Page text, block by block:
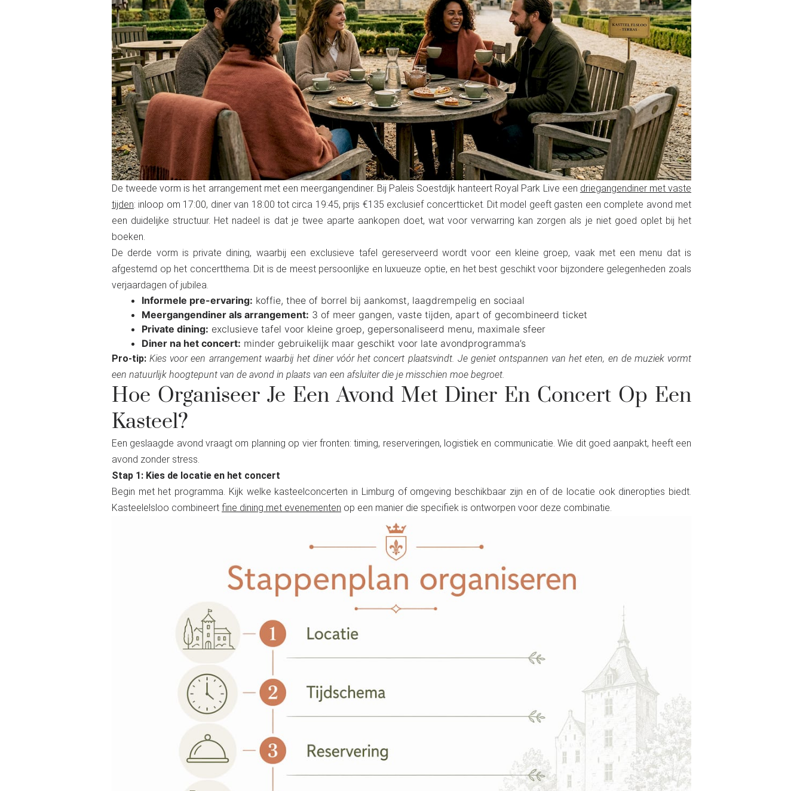
De tweede vorm is het arrangement met een meergangendiner. Bij Paleis Soestdijk hanteert Royal Park Live een driegangendiner met vaste
tijden: inloop om 17:00, diner van 18:00 tot circa 19:45, prijs €135 exclusief concertticket. Dit model geeft gasten een complete avond met
een duidelijke structuur. Het nadeel is dat je twee aparte aankopen doet, wat voor verwarring kan zorgen als je niet goed oplet bij het
boeken.
De derde vorm is private dining, waarbij een exclusieve tafel gereserveerd wordt voor een kleine groep, vaak met een menu dat is
afgestemd op het concertthema. Dit is de meest persoonlijke en luxueuze optie, en het best geschikt voor bijzondere gelegenheden zoals
verjaardagen of jubilea.
Informele pre-ervaring: koffie, thee of borrel bij aankomst, laagdrempelig en sociaal
Meergangendiner als arrangement: 3 of meer gangen, vaste tijden, apart of gecombineerd ticket
Private dining: exclusieve tafel voor kleine groep, gepersonaliseerd menu, maximale sfeer
Diner na het concert: minder gebruikelijk maar geschikt voor late avondprogramma’s
Pro-tip: Kies voor een arrangement waarbij het diner vóór het concert plaatsvindt. Je geniet ontspannen van het eten, en de muziek vormt
een natuurlijk hoogtepunt van de avond in plaats van een afsluiter die je misschien moe begroet.
Hoe Organiseer Je Een Avond Met Diner En Concert Op Een
Kasteel?
Een geslaagde avond vraagt om planning op vier fronten: timing, reserveringen, logistiek en communicatie. Wie dit goed aanpakt, heeft een
avond zonder stress.
Stap 1: Kies de locatie en het concert
Begin met het programma. Kijk welke kasteelconcerten in Limburg of omgeving beschikbaar zijn en of de locatie ook dineropties biedt.
Kasteelelsloo combineert fine dining met evenementen op een manier die specifiek is ontworpen voor deze combinatie.